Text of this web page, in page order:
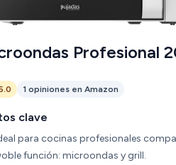
Profesional
1 opiniones en Amazon
clave
para cocinas profesionales
función: microondas y grill.